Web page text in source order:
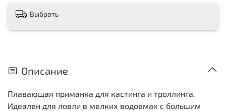
Выбрать
Описание
Плавающая приманка для кастинга и троллинга.
Идеален для ловли в мелких водоемах с большим